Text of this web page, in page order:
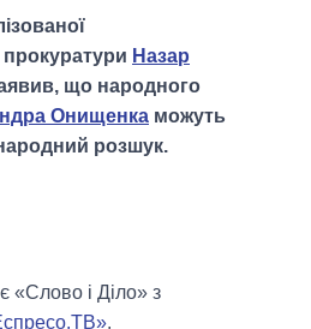
прокуратури Назар
що народного
Онищенка можуть
розшук.
«Слово і Діло» з
.